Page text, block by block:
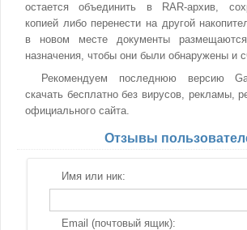
остается объединить в RAR-архив,
копией либо перенести на другой
в новом месте документы
назначения, чтобы они были обнаружены и
Рекомендуем последнюю версию
скачать бесплатно без вирусов, рекламы,
официального сайта.
Отзывы
Имя или ник:
Email (почтовый ящик):